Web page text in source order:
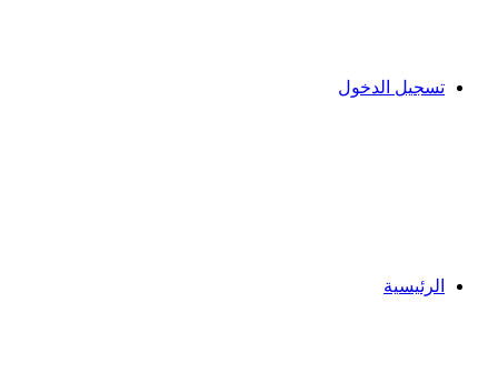
تسجيل الدخول
الرئيسية